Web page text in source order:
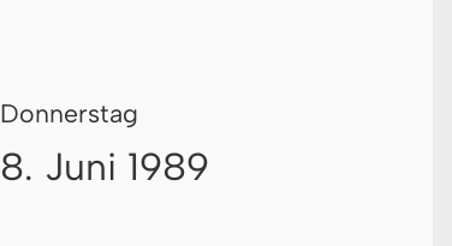
Donnerstag
8. Juni 1989